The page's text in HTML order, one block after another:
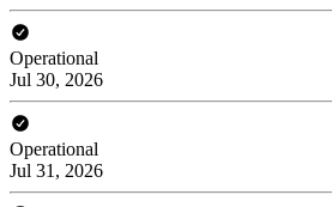
Operational
Jul 30, 2026
Operational
Jul 31, 2026